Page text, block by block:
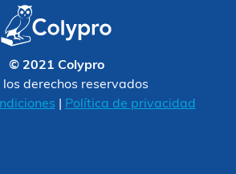
© 2021 Colypro
los derechos reservados
Política de privacidad